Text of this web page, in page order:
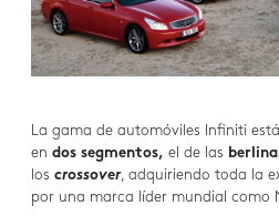
La gama de automóviles Infiniti
en dos segmentos, el de las
los crossover, adquiriendo toda la
por una marca líder mundial como